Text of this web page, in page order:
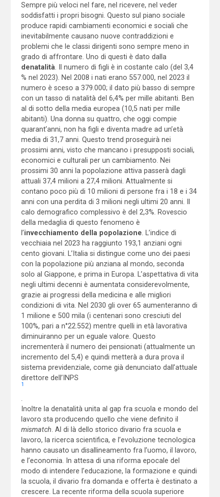
Sempre più veloci nel fare, nel ricevere, nel veder
soddisfatti i propri bisogni. Questo sul piano sociale
produce rapidi cambiamenti economici e sociali che
inevitabilmente causano nuove contraddizioni e
problemi che le classi dirigenti sono sempre meno in
grado di affrontare. Uno di questi è dato dalla
denatalità . Il numero di figli è in costante calo (del 3,4
% nel 2023). Nel 2008 i nati erano 557.000, nel 2023 il
numero è sceso a 379.000; il dato più basso di sempre
con un tasso di natalità del 6,4% per mille abitanti. Ben
al di sotto della media europea (10,5 nati per mille
abitanti). Una donna su quattro, che oggi compie
quarant’anni, non ha figli e diventa madre ad un’età
media di 31,7 anni. Questo trend proseguirà nei
prossimi anni, visto che mancano i presupposti sociali,
economici e culturali per un cambiamento. Nei
prossimi 30 anni la popolazione attiva passerà dagli
attuali 37,4 milioni a 27,4 milioni. Attualmente si
contano poco più di 10 milioni di persone fra i 18 e i 34
anni con una perdita di 3 milioni negli ultimi 20 anni. Il
calo demografico complessivo è del 2,3%. Rovescio
della medaglia di questo fenomeno è
l’invecchiamento della popolazione . L’indice di
vecchiaia nel 2023 ha raggiunto 193,1 anziani ogni
cento giovani. L’Italia si distingue come uno dei paesi
con la popolazione più anziana al mondo, seconda
solo al Giappone, e prima in Europa. L’aspettativa di vita
negli ultimi decenni è aumentata considerevolmente,
grazie ai progressi della medicina e alle migliori
condizioni di vita. Nel 2030 gli over 65 aumenteranno di
1 milione e 500 mila (i centenari sono cresciuti del
100%, pari a n°22.552) mentre quelli in età lavorativa
diminuiranno per un eguale valore. Questo
incrementerà il numero dei pensionati (attualmente un
incremento del 5,4) e quindi metterà a dura prova il
sistema previdenziale, come già denunciato dall’attuale
direttore dell’INPS
1
Inoltre la denatalità unita al gap fra scuola e mondo del
lavoro sta producendo quello che viene definito il
mismatch . Al di là dello storico divario fra scuola e
lavoro, la ricerca scientifica, e l’evoluzione tecnologica
hanno causato un disallineamento fra l’uomo, il lavoro,
e l’economia. In attesa di una riforma epocale del
modo di intendere l’educazione, la formazione e quindi
la scuola, il divario fra domanda e offerta è destinato a
crescere. La recente riforma della scuola superiore